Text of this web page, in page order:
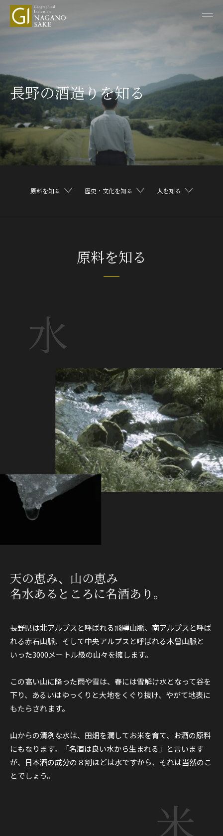
長野の酒造りを知る
原料を知る 歴史・文化を知る 人を知る
原料を知る
水
天の恵み、山の恵み
名水あるところに名酒あり。
長野県は北アルプスと呼ばれる飛騨山脈、南アルプスと呼ば
れる赤石山脈、そして中央アルプスと呼ばれる木曽山脈と
いった3000メートル級の山々を擁します。
この高い山に降った雨や雪は、春には雪解け水となって谷を
下り、あるいはゆっくりと大地をくぐり抜け、やがて地表に
もたらされます。
山からの清冽な水は、田畑を潤してお米を育て、お酒の原料
にもなります。「名酒は良い水から生まれる」と言います
が、日本酒の成分の８割ほどは水ですから、それは当然のこ
とでしょう。